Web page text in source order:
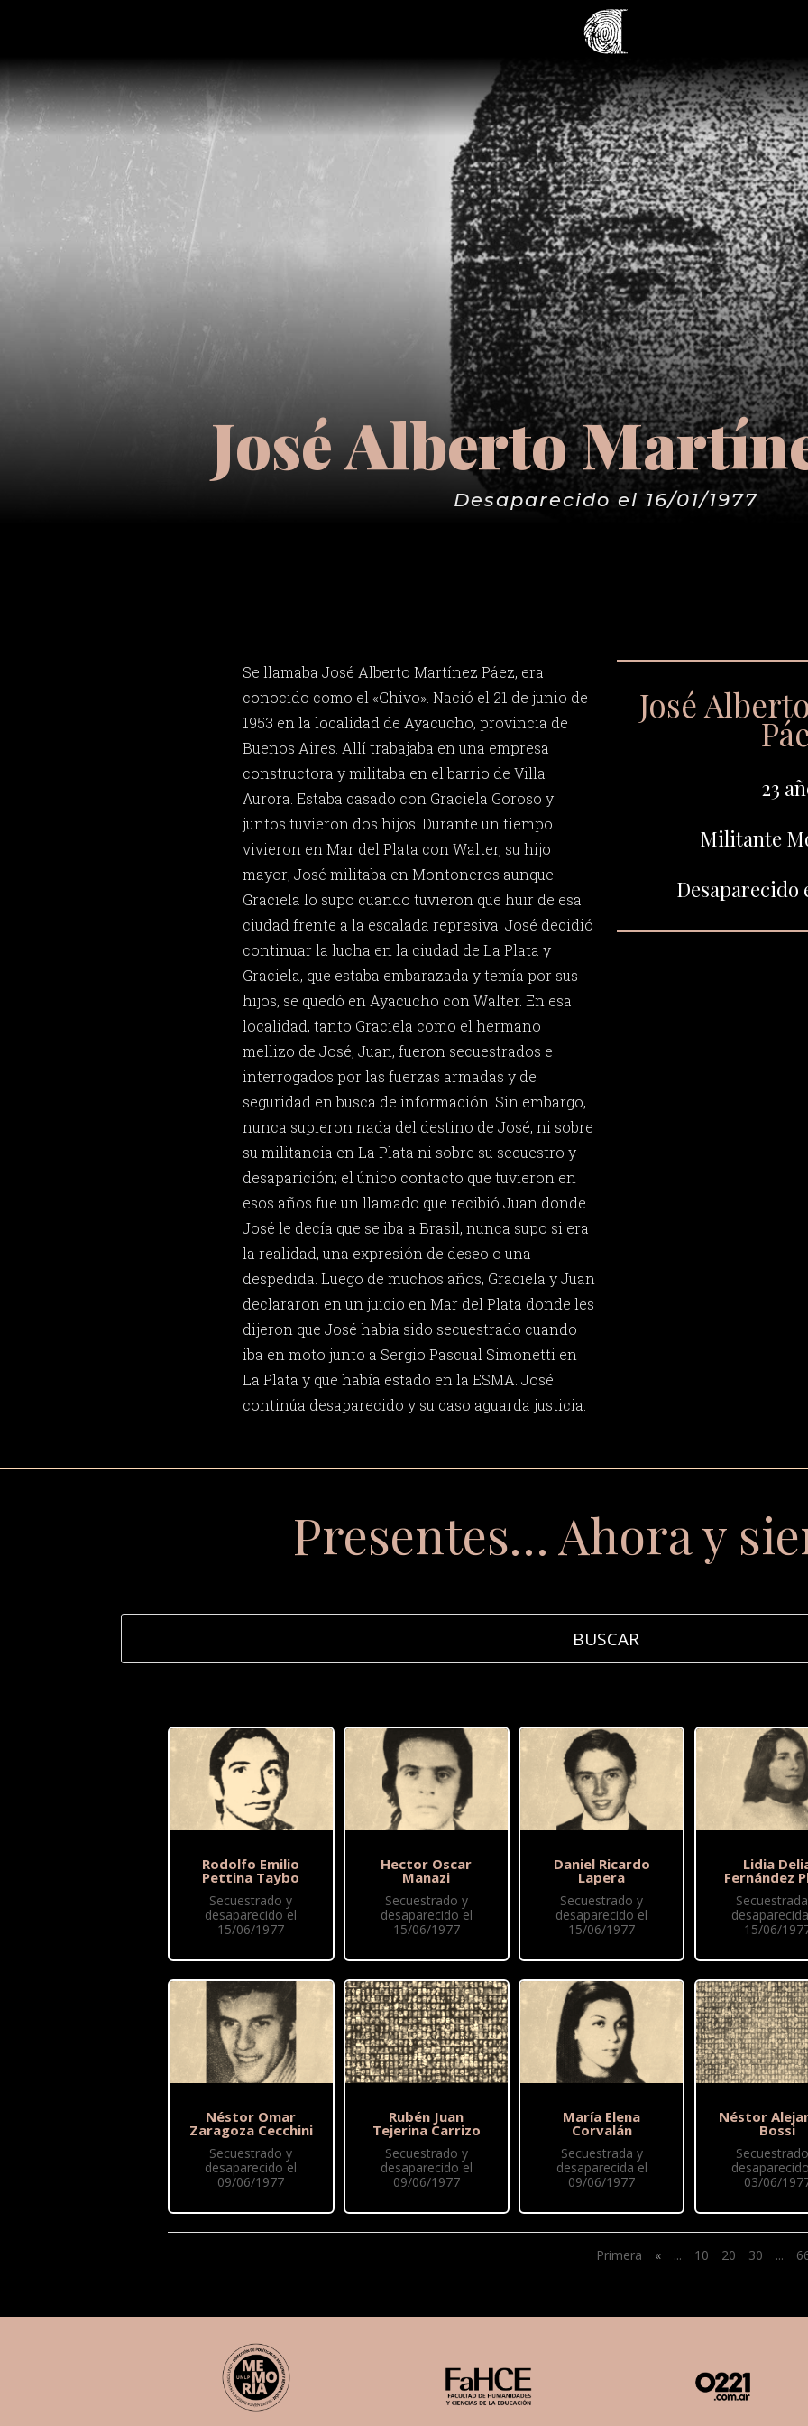
José Alberto
Desaparecido el 16/01/1977
Se llamaba José Alberto Martínez Páez, era
conocido como el «Chivo». Nació el 21 de junio de
1953 en la localidad de Ayacucho, provincia de
Buenos Aires. Allí trabajaba en una empresa
constructora y militaba en el barrio de Villa
Aurora. Estaba casado con Graciela Goroso y
juntos tuvieron dos hijos. Durante un tiempo
vivieron en Mar del Plata con Walter, su hijo
mayor; José militaba en Montoneros aunque
Graciela lo supo cuando tuvieron que huir de esa
ciudad frente a la escalada represiva. José decidió
continuar la lucha en la ciudad de La Plata y
Graciela, que estaba embarazada y temía por sus
hijos, se quedó en Ayacucho con Walter. En esa
localidad, tanto Graciela como el hermano
mellizo de José, Juan, fueron secuestrados e
interrogados por las fuerzas armadas y de
seguridad en busca de información. Sin embargo,
nunca supieron nada del destino de José, ni sobre
su militancia en La Plata ni sobre su secuestro y
desaparición; el único contacto que tuvieron en
esos años fue un llamado que recibió Juan donde
José le decía que se iba a Brasil, nunca supo si era
la realidad, una expresión de deseo o una
despedida. Luego de muchos años, Graciela y Juan
declararon en un juicio en Mar del Plata donde les
dijeron que José había sido secuestrado cuando
iba en moto junto a Sergio Pascual Simonetti en
La Plata y que había estado en la ESMA. José
continúa desaparecido y su caso aguarda justicia.
José
23
Militante
Desaparecido
Presentes… Ahora y
Rodolfo Emilio
Pettina Taybo
Secuestrado y
desaparecido el
15/06/1977
Néstor Omar
Zaragoza Cecchini
Secuestrado y
desaparecido el
09/06/1977
Hector Oscar
Manazi
Secuestrado y
desaparecido el
15/06/1977
Rubén Juan
Tejerina Carrizo
Secuestrado y
desaparecido el
09/06/1977
Daniel Ricardo
Lapera
Secuestrado y
desaparecido el
15/06/1977
María Elena
Corvalán
Secuestrada y
desaparecida el
09/06/1977
Lidia
Fernández
15/06/
Néstor
Bossi
03/06/
Primera « ... 10 20 30 ...